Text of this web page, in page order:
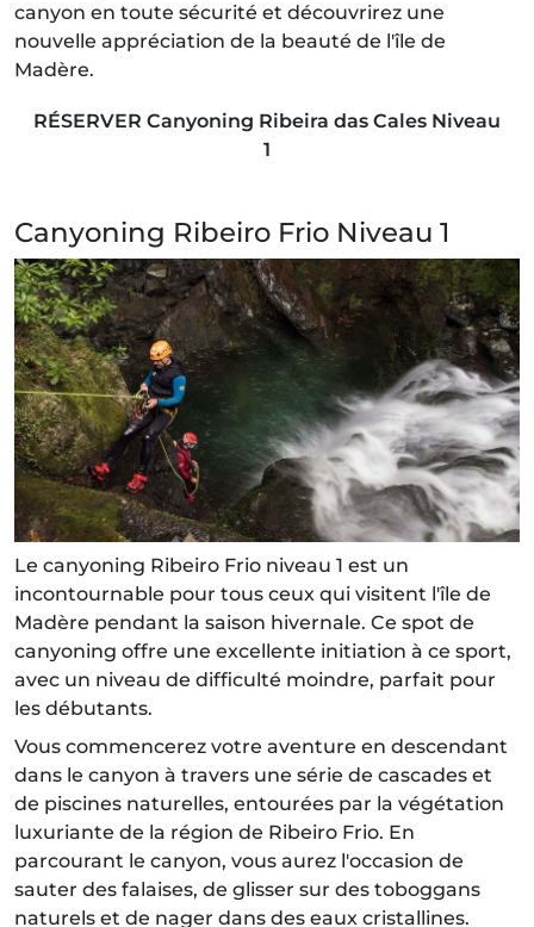
canyon en toute sécurité et découvrirez une
nouvelle appréciation de la beauté de l'île de
Madère.
RÉSERVER Canyoning Ribeira das Cales Niveau
1
Canyoning Ribeiro Frio Niveau 1
Le canyoning Ribeiro Frio niveau 1 est un
incontournable pour tous ceux qui visitent l'île de
Madère pendant la saison hivernale. Ce spot de
canyoning offre une excellente initiation à ce sport,
avec un niveau de difficulté moindre, parfait pour
les débutants.
Vous commencerez votre aventure en descendant
dans le canyon à travers une série de cascades et
de piscines naturelles, entourées par la végétation
luxuriante de la région de Ribeiro Frio. En
parcourant le canyon, vous aurez l'occasion de
sauter des falaises, de glisser sur des toboggans
naturels et de nager dans des eaux cristallines.